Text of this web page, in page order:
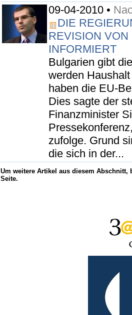
09-04-2010 •
DIE
REVISION VON
INFORMIERT
Bulgarien gibt
werden
haben die EU-
Dies sagte der
Finanzminister
zufolge. Grund
die sich in der...
Um weitere Artikel aus diesem Abschnitt,
Seite.